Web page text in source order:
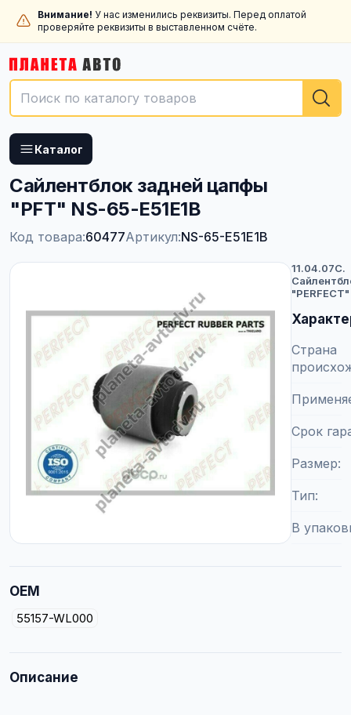
Внимание! У нас изменились реквизиты. Перед оплатой
проверяйте реквизиты в выставленном счёте.
Каталог
Сайлентблок задней цапфы
"PFT" NS-65-E51E1B
Код товара:60477Артикул:NS-65-E51E1B
11.04.07C.
"PERFECT"
Страна
Срок
Размер
Тип
В
OEM
55157-WL000
Описание